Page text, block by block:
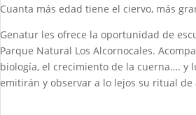
Cuanta más edad tiene el ciervo, más
Genatur les ofrece la oportunidad de
Parque Natural Los Alcornocales.
biología, el crecimiento de la cuerna…. y
emitirán y observar a lo lejos su ritual de